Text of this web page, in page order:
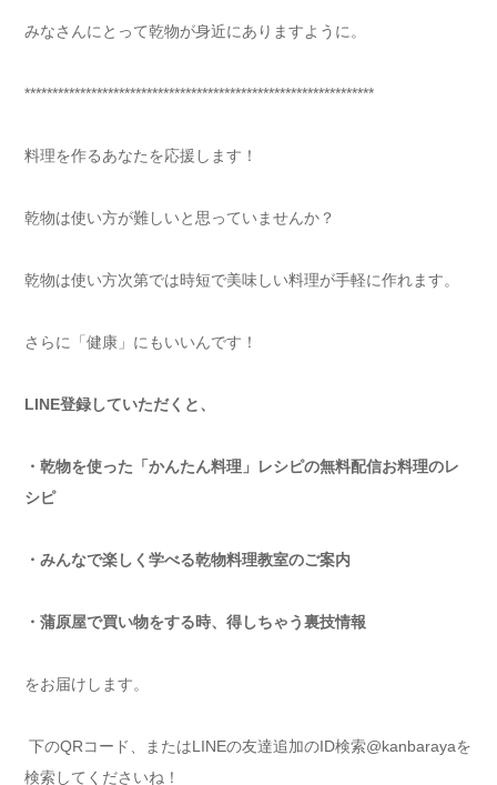
みなさんにとって乾物が身近にありますように。
***************************************************************
料理を作るあなたを応援します！
乾物は使い方が難しいと思っていませんか？
乾物は使い方次第では時短で美味しい料理が手軽に作れます。
さらに「健康」にもいいんです！
LINE登録していただくと、
・乾物を使った「かんたん料理」レシピの無料配信お料理のレ
シピ
・みんなで楽しく学べる乾物料理教室のご案内
・蒲原屋で買い物をする時、得しちゃう裏技情報
をお届けします。
下のQRコード、またはLINEの友達追加のID検索@kanbarayaを
検索してくださいね！